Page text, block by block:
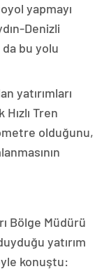
yapmayı
Denizli
bu yolu
yatırımları
Tren
olduğunu,
Bölge Müdürü
yatırım
konuştu: